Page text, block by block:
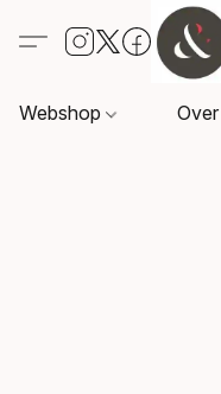
Webshop Over